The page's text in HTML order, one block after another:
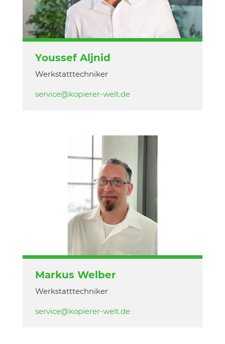
Youssef Aljnid
Werkstatttechniker
service@kopierer-welt.de
Markus Welber
Werkstatttechniker
service@kopierer-welt.de